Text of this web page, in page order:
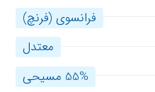
فرانسوی (فرنچ)
معتدل
55% مسیحی